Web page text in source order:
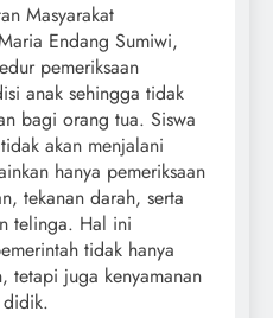
Masyarakat
Endang Sumiwi,
pemeriksaan
anak sehingga tidak
bagi orang tua. Siswa
akan menjalani
hanya pemeriksaan
tekanan darah, serta
telinga. Hal ini
tidak hanya
tetapi juga kenyamanan
didik.